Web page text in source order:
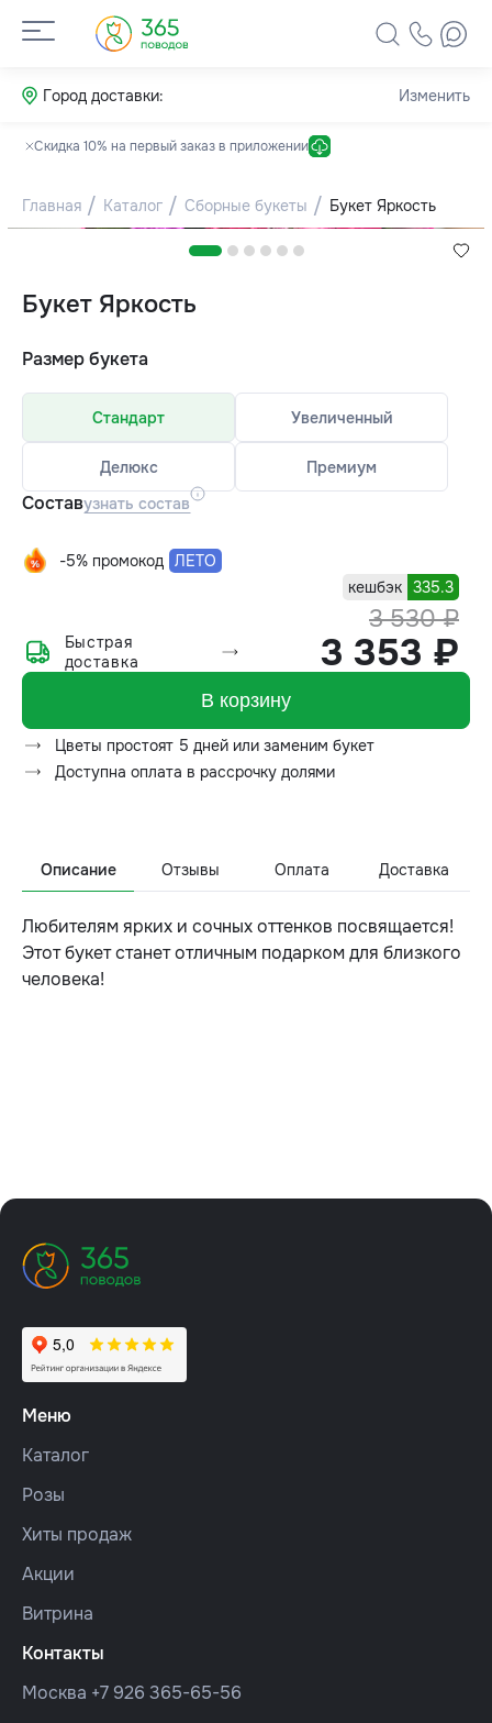
Город доставки: Изменить
Скидка 10% на первый заказ в приложении
Главная Каталог Сборные букеты Букет Яркость
Букет Яркость
Размер букета
Стандарт Увеличенный
Делюкс Премиум
Составузнать состав
-5% промокод ЛЕТО
кешбэк 335.3
3 530 ₽
3 353 ₽
Быстрая
доставка
В корзину
Цветы простоят 5 дней или заменим букет
Доступна оплата в рассрочку долями
Описание Отзывы Оплата Доставка
Любителям ярких и сочных оттенков посвящается!
Этот букет станет отличным подарком для близкого
человека!
Меню
Каталог
Розы
Хиты продаж
Акции
Витрина
Контакты
Москва +7 926 365-65-56